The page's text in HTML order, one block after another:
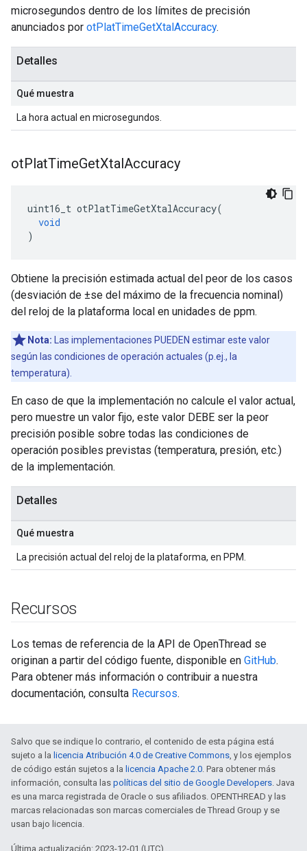
microsegundos dentro de los límites de precisión
anunciados por otPlatTimeGetXtalAccuracy.
Detalles
Qué muestra
La hora actual en microsegundos.
otPlatTimeGetXtalAccuracy
uint16_t otPlatTimeGetXtalAccuracy(
void
)
Obtiene la precisión estimada actual del peor de los casos
(desviación de ±se del máximo de la frecuencia nominal)
del reloj de la plataforma local en unidades de ppm.
Nota: Las implementaciones PUEDEN estimar este valor
según las condiciones de operación actuales (p.ej., la
temperatura).
En caso de que la implementación no calcule el valor actual,
pero muestre un valor fijo, este valor DEBE ser la peor
precisión posible sobre todas las condiciones de
operación posibles previstas (temperatura, presión, etc.)
de la implementación.
Detalles
Qué muestra
La precisión actual del reloj de la plataforma, en PPM.
Recursos
Los temas de referencia de la API de OpenThread se
originan a partir del código fuente, disponible en GitHub.
Para obtener más información o contribuir a nuestra
documentación, consulta Recursos.
Salvo que se indique lo contrario, el contenido de esta página está
sujeto a la licencia Atribución 4.0 de Creative Commons, y los ejemplos
de código están sujetos a la licencia Apache 2.0. Para obtener más
información, consulta las políticas del sitio de Google Developers. Java
es una marca registrada de Oracle o sus afiliados. OPENTHREAD y las
marcas relacionadas son marcas comerciales de Thread Group y se
usan bajo licencia.
Última actualización: 2023-12-01 (UTC)